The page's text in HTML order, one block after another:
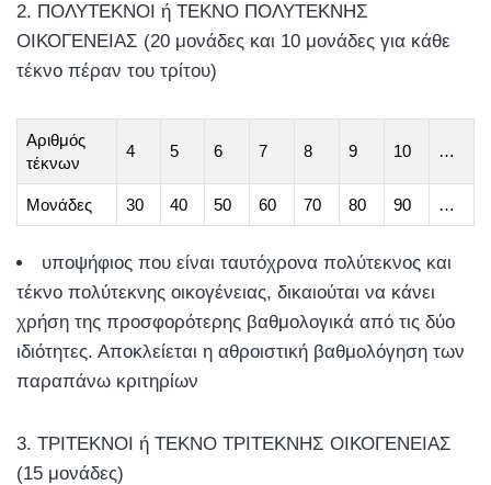
ΠΟΛΥΤΕΚΝΟΙ ή ΤΕΚΝΟ ΠΟΛΥΤΕΚΝΗΣ
ΟΙΚΟΓΕΝΕΙΑΣ (20 μονάδες και 10 μονάδες για κάθε
τέκνο πέραν του τρίτου)
Αριθμός
τέκνων
4 5 6 7 8 9 10 …
Μονάδες 30 40 50 60 70 80 90 …
υποψήφιος που είναι ταυτόχρονα πολύτεκνος και
τέκνο πολύτεκνης οικογένειας, δικαιούται να κάνει
χρήση της προσφορότερης βαθμολογικά από τις δύο
ιδιότητες. Αποκλείεται η αθροιστική βαθμολόγηση των
παραπάνω κριτηρίων
ΤΡΙΤΕΚΝΟΙ ή ΤΕΚΝΟ ΤΡΙΤΕΚΝΗΣ ΟΙΚΟΓΕΝΕΙΑΣ
(15 μονάδες)